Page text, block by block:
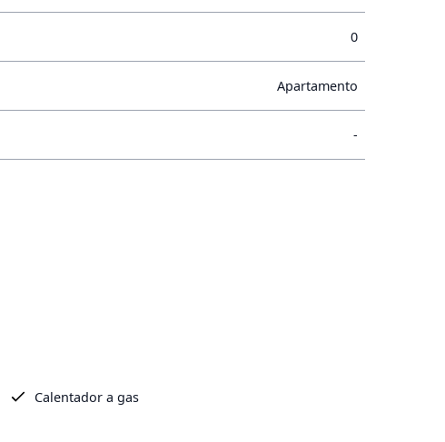
0
Apartamento
-
Calentador a gas